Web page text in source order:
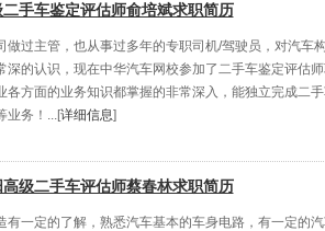
手车鉴定评估师俞培斌求职简历
做过主管，也从事过多年的专职司机/驾驶员，对汽车
深的认识，现在中华汽车网校参加了二手车鉴定评估
各方面的业务知识都掌握的非常深入，能独立完成二
业务！...[详细信息]
级二手车评估师蔡春林求职简历
有一定的了解，熟悉汽车基本的车身电路，有一定的汽